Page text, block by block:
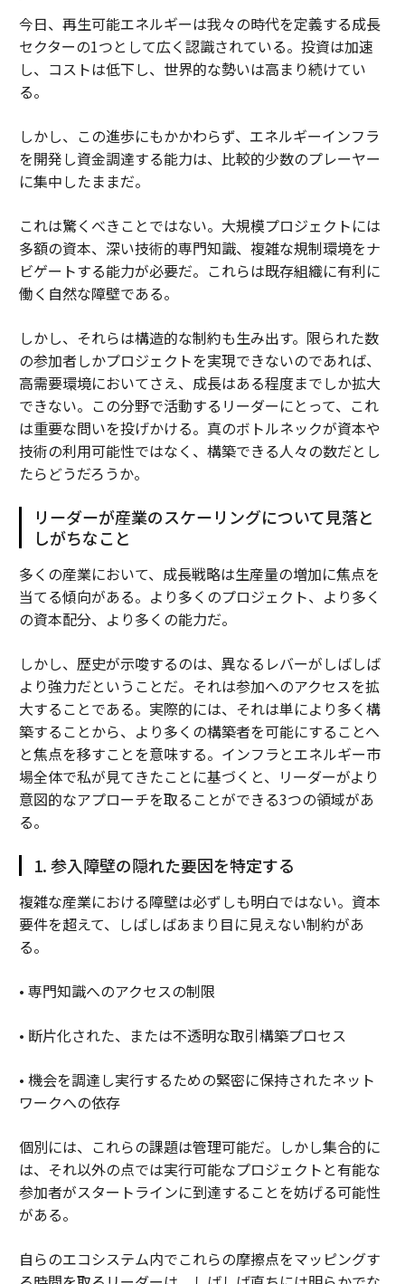
今日、再生可能エネルギーは我々の時代を定義する成長
セクターの1つとして広く認識されている。投資は加速
し、コストは低下し、世界的な勢いは高まり続けてい
る。
しかし、この進歩にもかかわらず、エネルギーインフラ
を開発し資金調達する能力は、比較的少数のプレーヤー
に集中したままだ。
これは驚くべきことではない。大規模プロジェクトには
多額の資本、深い技術的専門知識、複雑な規制環境をナ
ビゲートする能力が必要だ。これらは既存組織に有利に
働く自然な障壁である。
しかし、それらは構造的な制約も生み出す。限られた数
の参加者しかプロジェクトを実現できないのであれば、
高需要環境においてさえ、成長はある程度までしか拡大
できない。この分野で活動するリーダーにとって、これ
は重要な問いを投げかける。真のボトルネックが資本や
技術の利用可能性ではなく、構築できる人々の数だとし
たらどうだろうか。
リーダーが産業のスケーリングについて見落と
しがちなこと
多くの産業において、成長戦略は生産量の増加に焦点を
当てる傾向がある。より多くのプロジェクト、より多く
の資本配分、より多くの能力だ。
しかし、歴史が示唆するのは、異なるレバーがしばしば
より強力だということだ。それは参加へのアクセスを拡
大することである。実際的には、それは単により多く構
築することから、より多くの構築者を可能にすることへ
と焦点を移すことを意味する。インフラとエネルギー市
場全体で私が見てきたことに基づくと、リーダーがより
意図的なアプローチを取ることができる3つの領域があ
る。
1. 参入障壁の隠れた要因を特定する
複雑な産業における障壁は必ずしも明白ではない。資本
要件を超えて、しばしばあまり目に見えない制約があ
る。
• 専門知識へのアクセスの制限
• 断片化された、または不透明な取引構築プロセス
• 機会を調達し実行するための緊密に保持されたネット
ワークへの依存
個別には、これらの課題は管理可能だ。しかし集合的に
は、それ以外の点では実行可能なプロジェクトと有能な
参加者がスタートラインに到達することを妨げる可能性
がある。
自らのエコシステム内でこれらの摩擦点をマッピングす